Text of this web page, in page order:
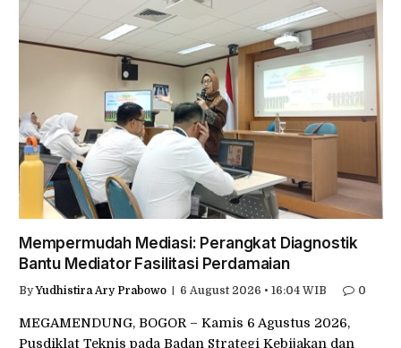
Mempermudah Mediasi: Perangkat Diagnostik
Bantu Mediator Fasilitasi Perdamaian
By Yudhistira Ary Prabowo 6 August 2026 • 16:04 WIB 0
MEGAMENDUNG, BOGOR – Kamis 6 Agustus 2026,
Pusdiklat Teknis pada Badan Strategi Kebijakan dan